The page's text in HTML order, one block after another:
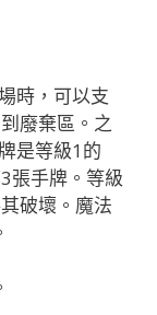
時，可以支
廢棄區。之
是等級1的
張手牌。等級
破壞。魔法